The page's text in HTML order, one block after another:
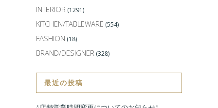
INTERIOR (1291)
KITCHEN/TABLEWARE (554)
FASHION (18)
BRAND/DESIGNER (328)
最近の投稿